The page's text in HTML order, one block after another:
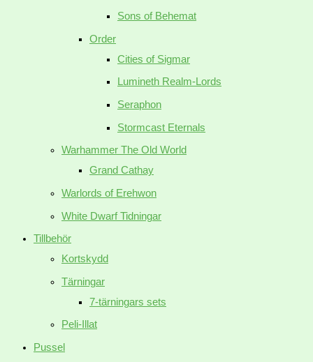
Sons of Behemat
Order
Cities of Sigmar
Lumineth Realm-Lords
Seraphon
Stormcast Eternals
Warhammer The Old World
Grand Cathay
Warlords of Erehwon
White Dwarf Tidningar
Tillbehör
Kortskydd
Tärningar
7-tärningars sets
Peli-Illat
Pussel